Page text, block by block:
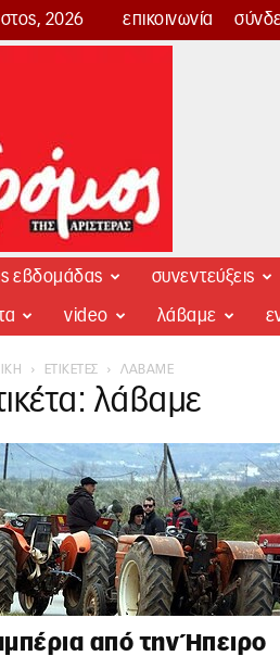
2026 επικοινωνία
εβδομάδας συνεντεύξεις
video λάβαμε
ΕΤΙΚΈΤΕΣ ΛΆΒΑΜΕ
λάβαμε
από την Ήπειρο